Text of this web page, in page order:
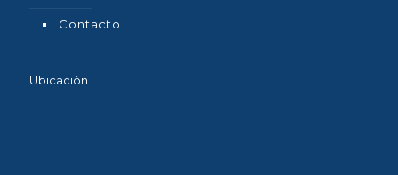
Contacto
Ubicación